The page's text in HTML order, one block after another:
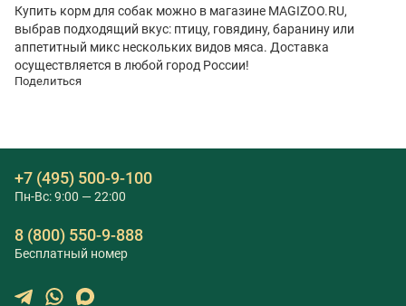
Купить корм для собак можно в магазине MAGIZOO.RU,
выбрав подходящий вкус: птицу, говядину, баранину или
аппетитный микс нескольких видов мяса. Доставка
осуществляется в любой город России!
Поделиться
+7 (495) 500-9-100
Пн-Вс: 9:00 — 22:00
8 (800) 550-9-888
Бесплатный номер